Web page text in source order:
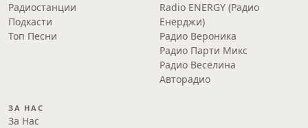
Радиостанции
Подкасти
Топ Песни
Radio ENERGY (Радио
Енерджи)
Радио Вероника
Радио Парти Микс
Радио Веселина
Авторадио
ЗА НАС
За Нас